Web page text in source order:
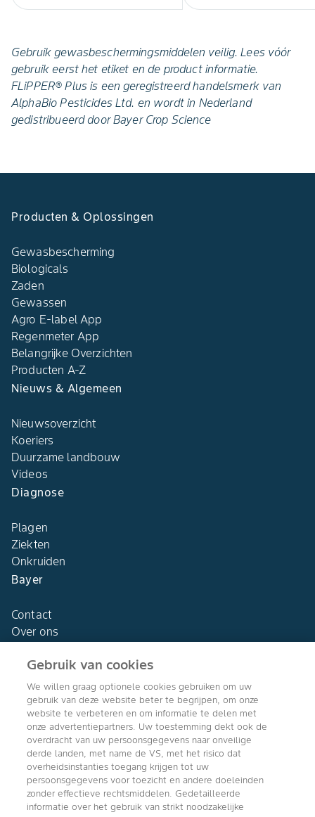
Gebruik gewasbeschermingsmiddelen veilig. Lees vóór
gebruik eerst het etiket en de product informatie.
FLiPPER® Plus is een geregistreerd handelsmerk van
AlphaBio Pesticides Ltd. en wordt in Nederland
gedistribueerd door Bayer Crop Science
Producten & Oplossingen
Gewasbescherming
Biologicals
Zaden
Gewassen
Agro E-label App
Regenmeter App
Belangrijke Overzichten
Producten A-Z
Nieuws & Algemeen
Nieuwsoverzicht
Koeriers
Duurzame landbouw
Videos
Diagnose
Plagen
Ziekten
Onkruiden
Bayer
Contact
Over ons
Agro Bayer
Nederland
Volg ons
Gebruik van cookies
We willen graag optionele cookies gebruiken om uw
gebruik van deze website beter te begrijpen, om onze
website te verbeteren en om informatie te delen met
onze advertentiepartners. Uw toestemming dekt ook de
overdracht van uw persoonsgegevens naar onveilige
derde landen, met name de VS, met het risico dat
overheidsinstanties toegang krijgen tot uw
persoonsgegevens voor toezicht en andere doeleinden
zonder effectieve rechtsmiddelen. Gedetailleerde
informatie over het gebruik van strikt noodzakelijke